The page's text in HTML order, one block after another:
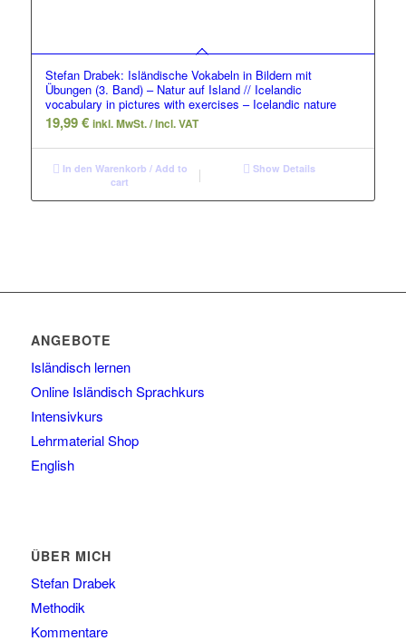
Stefan Drabek: Isländische Vokabeln in Bildern mit
Übungen (3. Band) – Natur auf Island // Icelandic
vocabulary in pictures with exercises – Icelandic nature
19,99€ inkl. MwSt. / Incl. VAT
In den Warenkorb / Add to
cart
Show Details
ANGEBOTE
Isländisch lernen
Online Isländisch Sprachkurs
Intensivkurs
Lehrmaterial Shop
English
ÜBER MICH
Stefan Drabek
Methodik
Kommentare